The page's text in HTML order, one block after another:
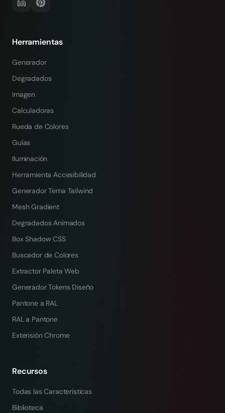
Herramientas
Generador
Degradados
Imagen
Calculadoras
Rueda de Colores
Guías
Iluminación
Herramienta Accesibilidad
Generador Tema Tailwind
Mesh Gradient
Degradados Animados
Box Shadow CSS
Buscador de Colores
Extractor Paleta Web
Generador Tokens Diseño
Pantone a RAL
RAL a Pantone
Extensión Chrome
Recursos
Todas las Características
Biblioteca